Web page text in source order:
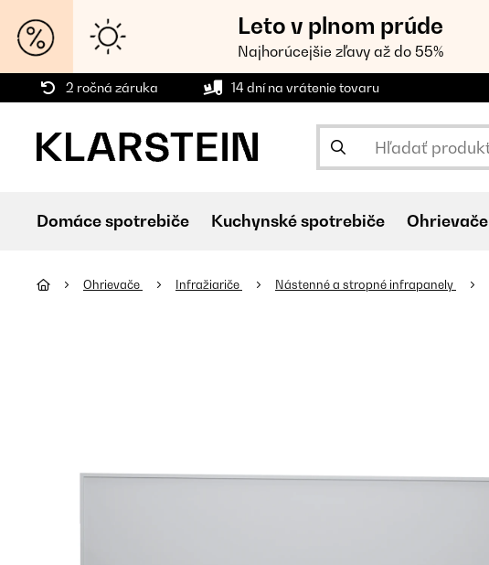
Leto v plnom prúde
Najhorúcejšie zľavy až do 55%
2 ročná záruka 14 dní na vrátenie tovaru
Domáce spotrebiče Kuchynské spotrebiče Ohrievače
Ohrievače Infražiariče Nástenné a stropné infrapanely